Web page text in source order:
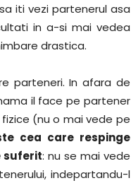
iti vezi partenerul asa
in a-si mai vedea
drastica.
parteneri. In afara de
il face pe partener
(nu o mai vede pe
cea care respinge
suferit: nu se mai vede
indepartandu-l